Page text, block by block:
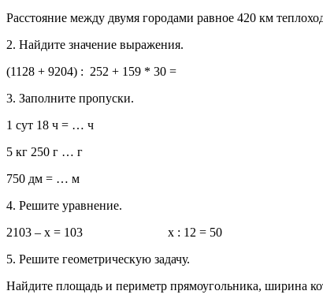
Расстояние между двумя городами равное 420 км
2. Найдите значение выражения.
(1128 + 9204) : 252 + 159 * 30 =
3. Заполните пропуски.
1 сут 18 ч = … ч
5 кг 250 г … г
750 дм = … м
4. Решите уравнение.
2103 – х = 103 х : 12 = 50
5. Решите геометрическую задачу.
Найдите площадь и периметр прямоугольника, ширина